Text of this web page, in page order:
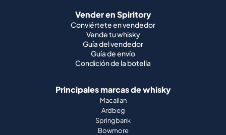
Vender en Spiritory
Conviértete en vendedor
Vende tu whisky
Guía del vendedor
Guía de envío
Condición de la botella
Principales marcas de whisky
Macallan
Ardbeg
Springbank
Bowmore